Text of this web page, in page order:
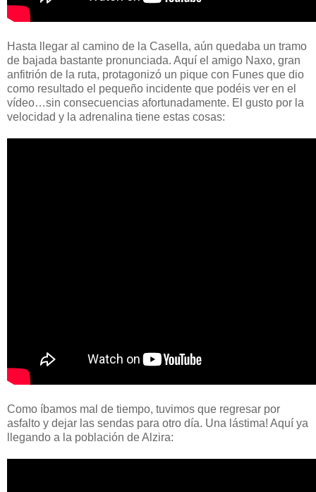
Hasta llegar al camino de la Casella, aún quedaba un tramo
de bajada bastante pronunciada. Aquí el amigo Naxo, gran
anfitrión de la ruta, protagonizó un pique con Funes que dio
como resultado el pequeño incidente que podéis ver en el
vídeo…sin consecuencias afortunadamente. El gusto por la
velocidad y la adrenalina tiene estas cosas:
Como íbamos mal de tiempo, tuvimos que regresar por
asfalto y dejar las sendas para otro día. Una lástima! Aquí ya
llegando a la población de Alzira: